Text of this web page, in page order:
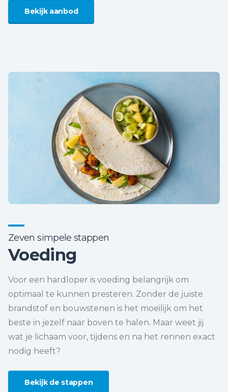
Bekijk aanbod
Zeven simpele stappen
Voeding
Voor een hardloper is voeding belangrijk om
optimaal te kunnen presteren. Zonder de juiste
brandstof en bouwstenen is het moeilijk om het
beste in jezelf naar boven te halen. Maar weet jij
wat je lichaam voor, tijdens en na het rennen exact
nodig heeft?
Bekijk de stappen